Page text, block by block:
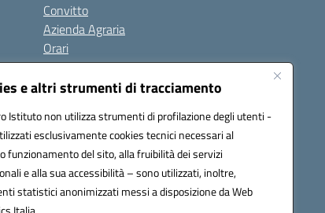
e altri strumenti di tracciamento
Istituto non utilizza strumenti di profilazione degli utenti -
esclusivamente cookies tecnici necessari al
funzionamento del sito, alla fruibilità dei servizi
e alla sua accessibilità – sono utilizzati, inoltre,
statistici anonimizzati messi a disposizione da Web
Convitto
Azienda Agraria
Orari
Contatti
Privacy Policy
Seguici su:
(CUF): UFBMDS